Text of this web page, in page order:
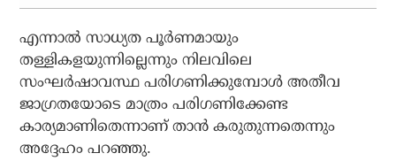
എന്നാല്‍ സാധ്യത പൂര്‍ണമായും
തള്ളികളയുന്നില്ലെന്നും നിലവിലെ
സംഘര്‍ഷാവസ്ഥ പരിഗണിക്കുമ്പോള്‍ അതീവ
ജാഗ്രതയോടെ മാത്രം പരിഗണിക്കേണ്ട
കാര്യമാണിതെന്നാണ് താന്‍ കരുതുന്നതെന്നും
അദ്ദേഹം പറഞ്ഞു.